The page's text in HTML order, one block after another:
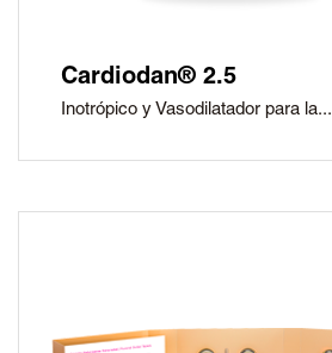
Cardiodan® 2.5
Inotrópico y Vasodilatador para la...